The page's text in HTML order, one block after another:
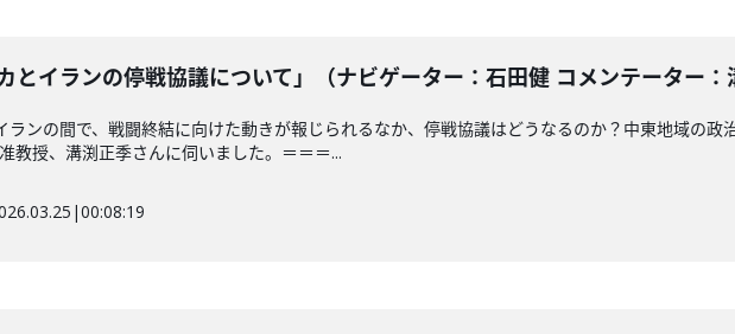
カとイランの停戦協議について」（ナビゲーター：石田健 コメンテーター
ランの間で、戦闘終結に向けた動きが報じられるなか、停戦協議はどうなるのか？中東地域の
教授、溝渕正季さんに伺いました。＝＝＝...
|00:08:19